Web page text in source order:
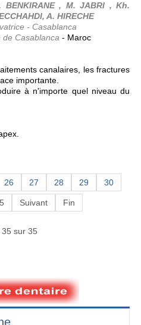
BENKIRANE , M. JABRI , Kh.
A. HIRECHE
- Casablanca
Casablanca - Maroc
canalaires, les fractures
importante.
à n'importe quel niveau du
26 27 28 29 30
Suivant Fin
35 sur 35